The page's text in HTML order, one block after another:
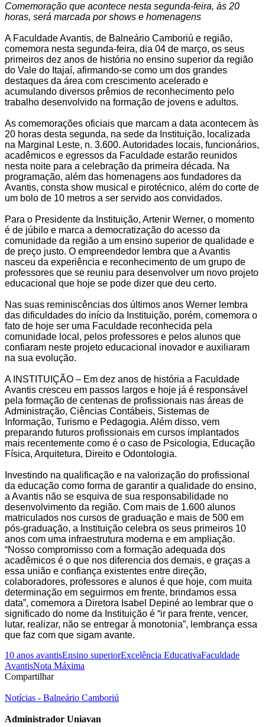
Comemoração que acontece nesta segunda-feira, às 20
horas, será marcada por shows e homenagens
A Faculdade Avantis, de Balneário Camboriú e região,
comemora nesta segunda-feira, dia 04 de março, os seus
primeiros dez anos de história no ensino superior da região
do Vale do Itajaí, afirmando-se como um dos grandes
destaques da área com crescimento acelerado e
acumulando diversos prêmios de reconhecimento pelo
trabalho desenvolvido na formação de jovens e adultos.
As comemorações oficiais que marcam a data acontecem às
20 horas desta segunda, na sede da Instituição, localizada
na Marginal Leste, n. 3.600. Autoridades locais, funcionários,
acadêmicos e egressos da Faculdade estarão reunidos
nesta noite para a celebração da primeira década. Na
programação, além das homenagens aos fundadores da
Avantis, consta show musical e pirotécnico, além do corte de
um bolo de 10 metros a ser servido aos convidados.
Para o Presidente da Instituição, Artenir Werner, o momento
é de júbilo e marca a democratização do acesso da
comunidade da região a um ensino superior de qualidade e
de preço justo. O empreendedor lembra que a Avantis
nasceu da experiência e reconhecimento de um grupo de
professores que se reuniu para desenvolver um novo projeto
educacional que hoje se pode dizer que deu certo.
Nas suas reminiscências dos últimos anos Werner lembra
das dificuldades do início da Instituição, porém, comemora o
fato de hoje ser uma Faculdade reconhecida pela
comunidade local, pelos professores e pelos alunos que
confiaram neste projeto educacional inovador e auxiliaram
na sua evolução.
A INSTITUIÇÃO – Em dez anos de história a Faculdade
Avantis cresceu em passos largos e hoje já é responsável
pela formação de centenas de profissionais nas áreas de
Administração, Ciências Contábeis, Sistemas de
Informação, Turismo e Pedagogia. Além disso, vem
preparando futuros profissionais em cursos implantados
mais recentemente como é o caso de Psicologia, Educação
Física, Arquitetura, Direito e Odontologia.
Investindo na qualificação e na valorização do profissional
da educação como forma de garantir a qualidade do ensino,
a Avantis não se esquiva de sua responsabilidade no
desenvolvimento da região. Com mais de 1.600 alunos
matriculados nos cursos de graduação e mais de 500 em
pós-graduação, a Instituição celebra os seus primeiros 10
anos com uma infraestrutura moderna e em ampliação.
“Nosso compromisso com a formação adequada dos
acadêmicos é o que nos diferencia dos demais, e graças a
essa união e confiança existentes entre direção,
colaboradores, professores e alunos é que hoje, com muita
determinação em seguirmos em frente, brindamos essa
data”, comemora a Diretora Isabel Depiné ao lembrar que o
significado do nome da Instituição é “ir para frente, vencer,
lutar, realizar, não se entregar à monotonia”, lembrança essa
que faz com que sigam avante.
10 anos avantisEnsino superiorExcelência EducativaFaculdade
AvantisNota Máxima
Compartilhar
Notícias - Balneário Camboriú
Administrador Uniavan